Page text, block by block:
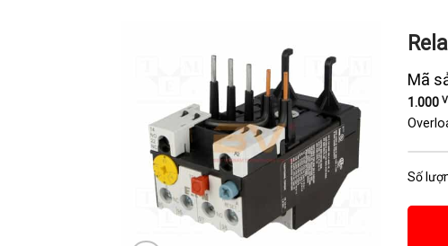
Mã
1.000
Relay